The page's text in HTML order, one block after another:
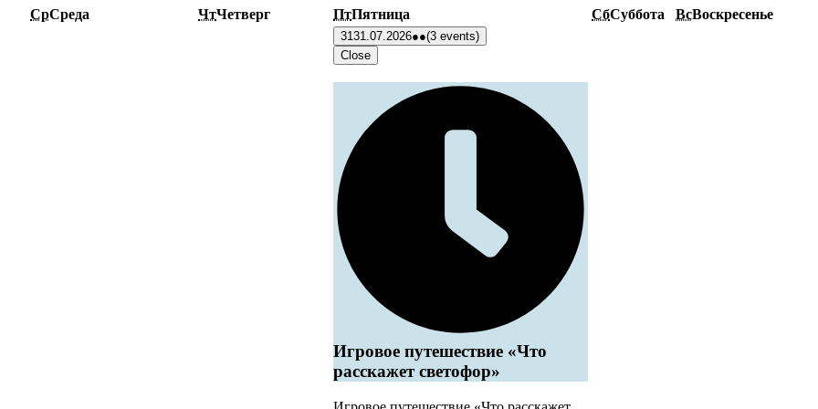
СрСреда ЧтЧетверг ПтПятница СбСуббота ВсВоскресенье
3131.07.2026●●(3 events)
Close
Игровое путешествие «Что
расскажет светофор»